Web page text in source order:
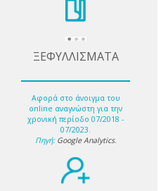
ΞΕΦΥΛΛΙΣΜΑΤΑ
Αφορά στο άνοιγμα του
online αναγνώστη για την
χρονική περίοδο 07/2018 -
07/2023.
Πηγή: Google Analytics.